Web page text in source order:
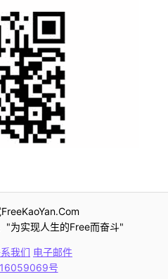
"为实现人生的Free而奋斗"
我们 电子邮件
号